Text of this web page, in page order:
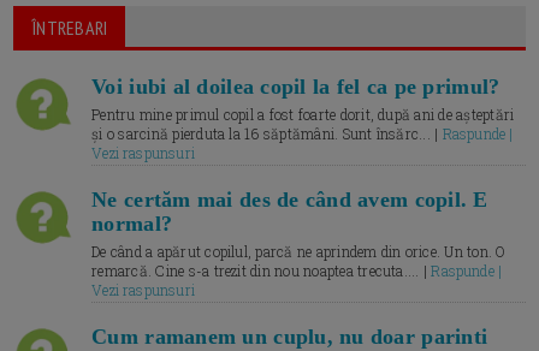
ÎNTREBARI
Voi iubi al doilea copil la fel ca pe primul?
Pentru mine primul copil a fost foarte dorit, după ani de așteptări
și o sarcină pierduta la 16 săptămâni. Sunt însărc... | Raspunde |
Vezi raspunsuri
Ne certăm mai des de când avem copil. E
normal?
De când a apărut copilul, parcă ne aprindem din orice. Un ton. O
remarcă. Cine s-a trezit din nou noaptea trecuta.... |Raspunde |
Vezi raspunsuri
Cum ramanem un cuplu, nu doar parinti